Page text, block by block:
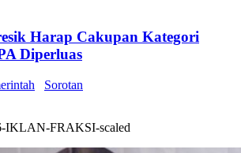
Harap Cakupan Kategori
Diperluas
Sorotan